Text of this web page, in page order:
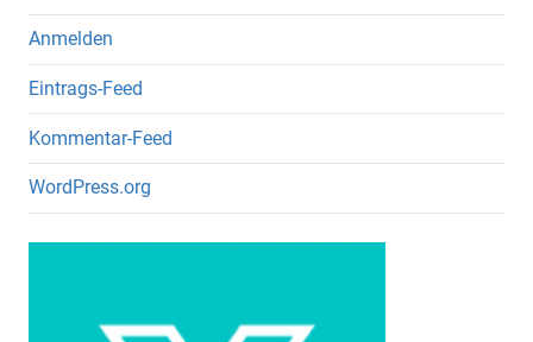
Anmelden
Eintrags-Feed
Kommentar-Feed
WordPress.org